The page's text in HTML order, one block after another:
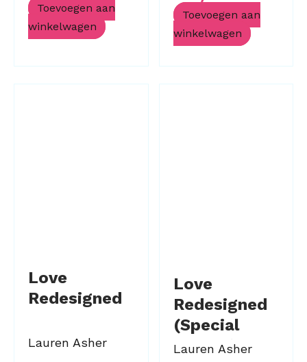
Toevoegen aan
winkelwagen
Toevoegen aan
winkelwagen
Love
Redesigned
Lauren Asher
Love
Redesigned
(Special
Edition)
Lauren Asher